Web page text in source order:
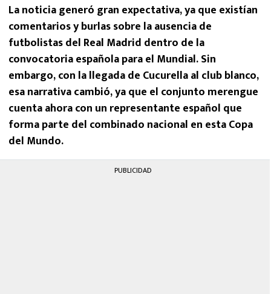
La noticia generó gran expectativa, ya que existían
comentarios y burlas sobre la ausencia de
futbolistas del Real Madrid dentro de la
convocatoria española para el Mundial. Sin
embargo, con la llegada de Cucurella al club blanco,
esa narrativa cambió, ya que el conjunto merengue
cuenta ahora con un representante español que
forma parte del combinado nacional en esta Copa
del Mundo.
PUBLICIDAD